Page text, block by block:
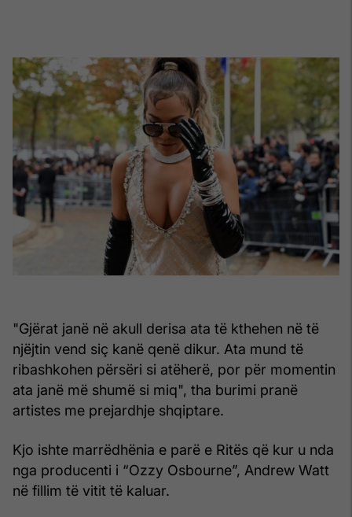
"Gjërat janë në akull derisa ata të kthehen në të
njëjtin vend siç kanë qenë dikur. Ata mund të
ribashkohen përsëri si atëherë, por për momentin
ata janë më shumë si miq", tha burimi pranë
artistes me prejardhje shqiptare.
Kjo ishte marrëdhënia e parë e Ritës që kur u nda
nga producenti i “Ozzy Osbourne”, Andrew Watt
në fillim të vitit të kaluar.